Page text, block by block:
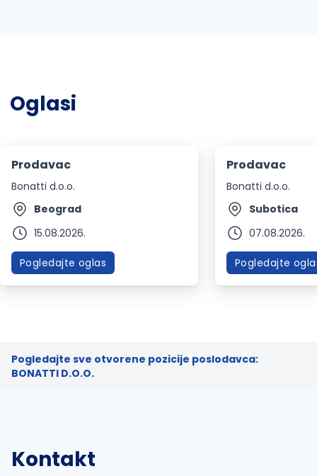
Oglasi
Prodavac
Bonatti d.o.o.
Beograd
15.08.2026.
Pogledajte oglas
Prodavac
Bonatti d.o.o.
Subotica
07.08.2026.
Pogledajte
Pogledajte sve otvorene pozicije poslodavca:
BONATTI D.O.O.
Kontakt